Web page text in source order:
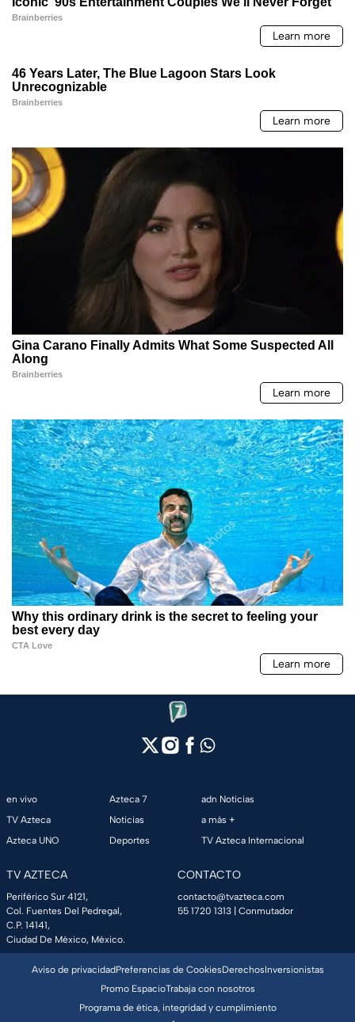
en vivo
TV Azteca
Azteca UNO
Azteca 7
Noticias
Deportes
adn Noticias
a más +
TV Azteca Internacional
TV AZTECA
Periférico Sur 4121,
Col. Fuentes Del Pedregal,
C.P. 14141,
Ciudad De México, México.
CONTACTO
contacto@tvazteca.com
55 1720 1313 | Conmutador
Aviso de privacidadPreferencias de CookiesDerechosInversionistas
Promo EspacioTrabaja con nosotros
Programa de ética, integridad y cumplimiento